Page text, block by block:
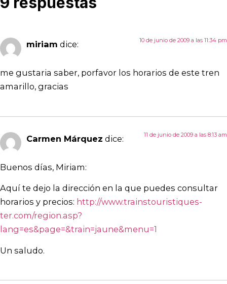
miriam dice: 10 de junio de 2009 a las 11:34 pm
me gustaria saber, porfavor los horarios de este tren
amarillo, gracias
Carmen Márquez dice: 11 de junio de 2009 a las 8:13 am
Buenos días, Miriam:
Aquí te dejo la dirección en la que puedes consultar
horarios y precios: http://www.trainstouristiques-
ter.com/region.asp?
lang=es&page=&train=jaune&menu=1
Un saludo.